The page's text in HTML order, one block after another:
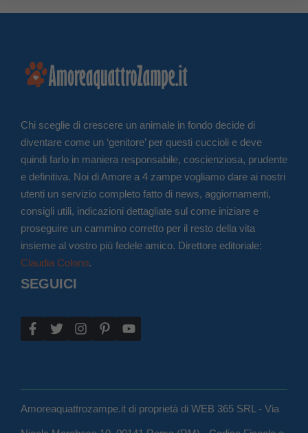
Chi sceglie di crescere un animale in fondo decide di
diventare come un ‘genitore’ per questi cuccioli e deve
quindi farlo in maniera responsabile, coscienziosa, prudente
e definitiva. Noi di Amore a 4 zampe vogliamo dare ai nostri
utenti un servizio completo fatto di news, aggiornamenti,
consigli utili, indicazioni dettagliate sul come iniziare e
proseguire un cammino corretto per il resto della vita
insieme al vostro più fedele amico. Direttore editoriale:
Claudia Colono.
SEGUICI
Amoreaquattrozampe.it di proprietà di WEB 365 SRL - Via